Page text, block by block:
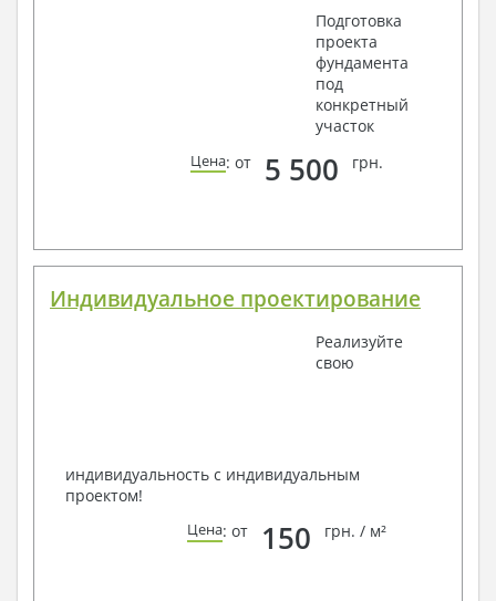
Подготовка
проекта
фундамента
под
конкретный
участок
Цена: от 5 500 грн.
Индивидуальное проектирование
Реализуйте
свою
индивидуальность с индивидуальным
проектом!
Цена: от 150 грн. / м²